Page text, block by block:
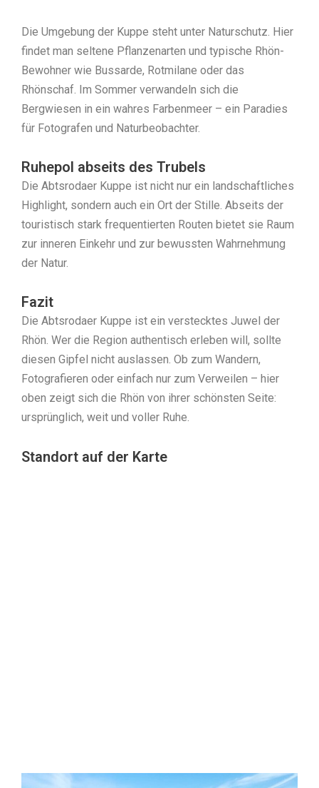
Die Umgebung der Kuppe steht unter Naturschutz. Hier
findet man seltene Pflanzenarten und typische Rhön-
Bewohner wie Bussarde, Rotmilane oder das
Rhönschaf. Im Sommer verwandeln sich die
Bergwiesen in ein wahres Farbenmeer – ein Paradies
für Fotografen und Naturbeobachter.
Ruhepol abseits des Trubels
Die Abtsrodaer Kuppe ist nicht nur ein landschaftliches
Highlight, sondern auch ein Ort der Stille. Abseits der
touristisch stark frequentierten Routen bietet sie Raum
zur inneren Einkehr und zur bewussten Wahrnehmung
der Natur.
Fazit
Die Abtsrodaer Kuppe ist ein verstecktes Juwel der
Rhön. Wer die Region authentisch erleben will, sollte
diesen Gipfel nicht auslassen. Ob zum Wandern,
Fotografieren oder einfach nur zum Verweilen – hier
oben zeigt sich die Rhön von ihrer schönsten Seite:
ursprünglich, weit und voller Ruhe.
Standort auf der Karte